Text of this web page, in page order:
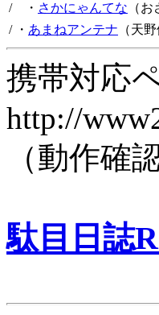
/ ・ さかにゃんてな （
/ ・ あまねアンテナ （天
携帯対応
http://
（動作確
駄目日誌